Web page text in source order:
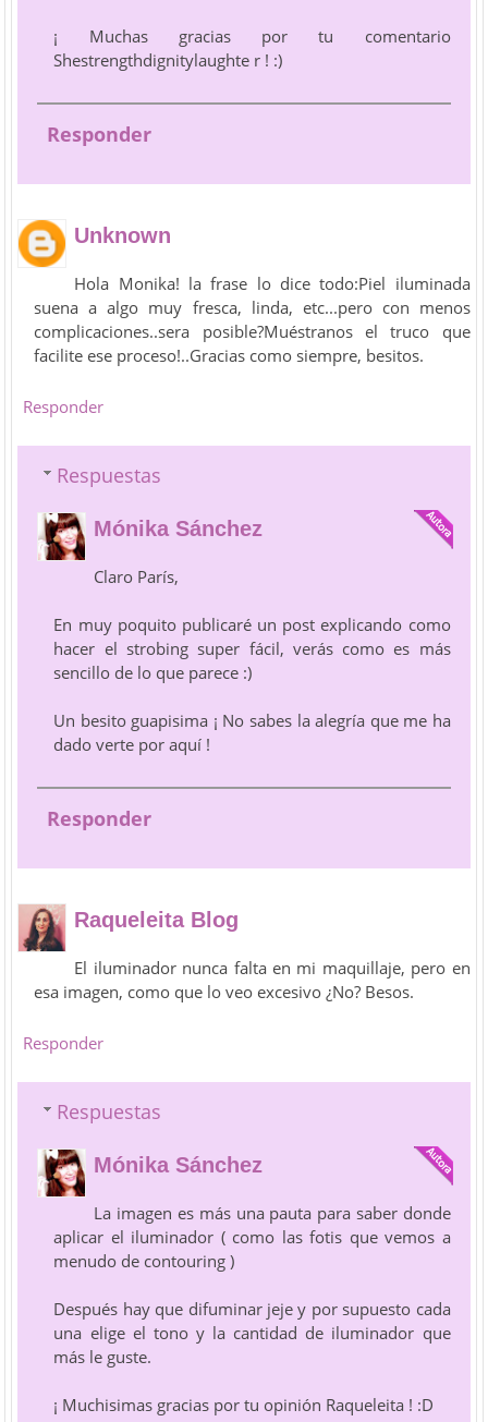
¡ Muchas gracias por tu comentario
Shestrengthdignitylaughte r ! :)
Responder
Unknown
Hola Monika! la frase lo dice todo:Piel iluminada
suena a algo muy fresca, linda, etc...pero con menos
complicaciones..sera posible?Muéstranos el truco que
facilite ese proceso!..Gracias como siempre, besitos.
Responder
Respuestas
Mónika Sánchez
Claro París,
En muy poquito publicaré un post explicando como
hacer el strobing super fácil, verás como es más
sencillo de lo que parece :)
Un besito guapisima ¡ No sabes la alegría que me ha
dado verte por aquí !
Responder
Raqueleita Blog
El iluminador nunca falta en mi maquillaje, pero en
esa imagen, como que lo veo excesivo ¿No? Besos.
Responder
Respuestas
Mónika Sánchez
La imagen es más una pauta para saber donde
aplicar el iluminador ( como las fotis que vemos a
menudo de contouring )
Después hay que difuminar jeje y por supuesto cada
una elige el tono y la cantidad de iluminador que
más le guste.
¡ Muchisimas gracias por tu opinión Raqueleita ! :D